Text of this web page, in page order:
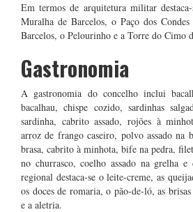
Em termos de arquitetura militar
Muralha de Barcelos, o Paço dos
Barcelos, o Pelourinho e a Torre do Cimo
Gastronomia
A gastronomia do concelho inclui
bacalhau, chispe cozido, sardinhas
sardinha, cabrito assado, rojões à
arroz de frango caseiro, polvo assado na
brasa, cabrito à minhota, bife na pedra,
no churrasco, coelho assado na grelha
regional destaca-se o leite-creme, as
os doces de romaria, o pão-de-ló, as
e a aletria.